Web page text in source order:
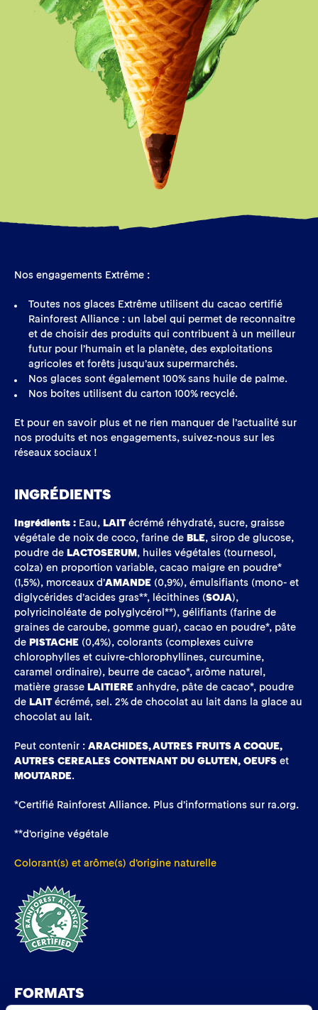
Nos engagements Extrême :
Toutes nos glaces Extrême utilisent du cacao certifié
Rainforest Alliance : un label qui permet de reconnaitre
et de choisir des produits qui contribuent à un meilleur
futur pour l’humain et la planète, des exploitations
agricoles et forêts jusqu’aux supermarchés.
Nos glaces sont également 100% sans huile de palme.
Nos boîtes utilisent du carton 100% recyclé.
Et pour en savoir plus et ne rien manquer de l’actualité sur
nos produits et nos engagements, suivez-nous sur les
réseaux sociaux !
INGRÉDIENTS
Ingrédients : Eau, LAITécrémé réhydraté, sucre, graisse
végétale de noix de coco, farine de BLE, sirop de glucose,
poudre de LACTOSERUM , huiles végétales (tournesol,
colza) en proportion variable, cacao maigre en poudre*
(1,5%), morceaux d’AMANDE (0,9%), émulsifiants (mono- et
diglycérides d’acides gras**, lécithines (SOJA),
polyricinoléate de polyglycérol**), gélifiants (farine de
graines de caroube, gomme guar), cacao en poudre*, pâte
de PISTACHE (0,4%), colorants (complexes cuivre
chlorophylles et cuivre-chlorophyllines, curcumine,
caramel ordinaire), beurre de cacao*, arôme naturel,
matière grasse LAITIERE anhydre, pâte de cacao*, poudre
de LAITécrémé, sel. 2% de chocolat au lait dans la glace au
chocolat au lait.
Peut contenir : ARACHIDES, AUTRES FRUITS A COQUE,
AUTRES CEREALES CONTENANT DU GLUTEN, OEUFS et
MOUTARDE.
*Certifié Rainforest Alliance. Plus d’informations sur ra.org.
**d’origine végétale
Colorant(s) et arôme(s) d’origine naturelle
FORMATS